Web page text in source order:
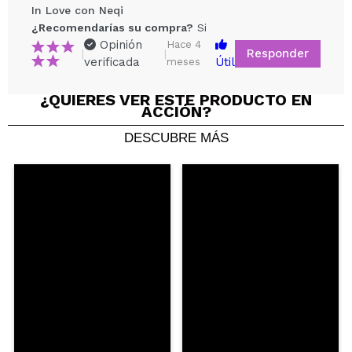
Compartir un vídeo o una foto
In Love con Neqi
¿Recomendarías su compra? Si
|
Opinión
verificada
|
Hace 4
meses
Útil
Responder
¿QUIERES VER ESTE PRODUCTO EN
ACCIÓN?
DESCUBRE MÁS